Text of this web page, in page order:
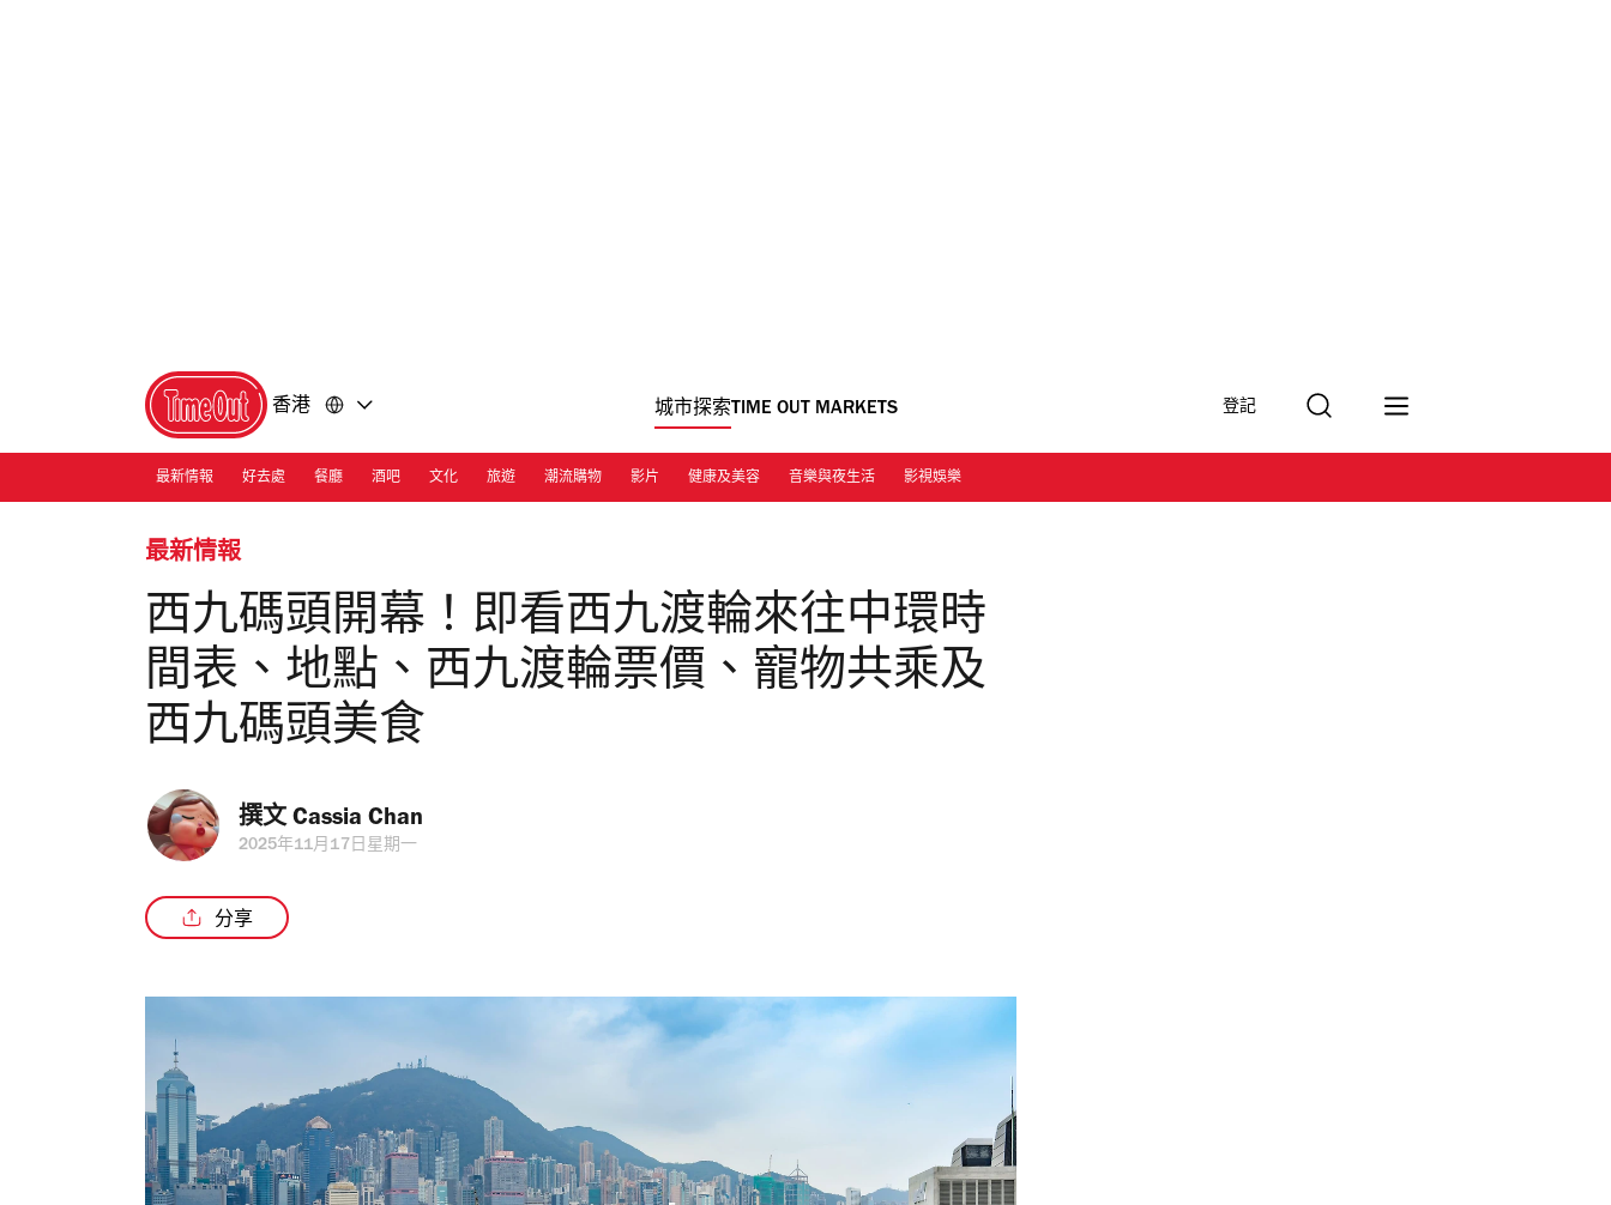
香港 城市探索TIME OUT MARKETS 登記
最新情報 好去處 餐廳 酒吧 文化 旅遊 潮流購物 影片 健康及美容 音樂與夜生活 影視娛樂
最新情報
西九碼頭開幕！即看西九渡輪來往中環時
間表、地點、西九渡輪票價、寵物共乘及
西九碼頭美食
撰文 Cassia Chan
2025年11月17日星期一
分享